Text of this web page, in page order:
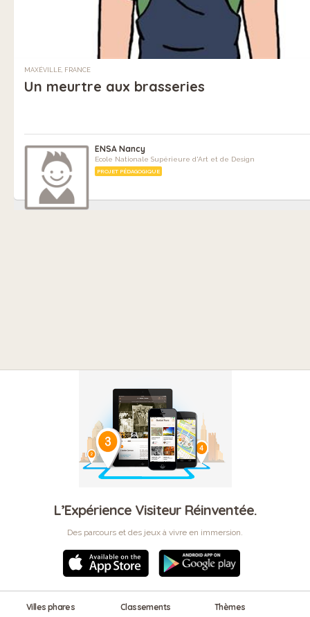
MAXÉVILLE, FRANCE
Un meurtre aux brasseries
ENSA Nancy
Ecole Nationale Supérieure d'Art et de Design
PROJET PÉDAGOGIQUE
L’Expérience Visiteur Réinventée.
Des parcours et des jeux à vivre en immersion.
Villes phares Classements Thèmes